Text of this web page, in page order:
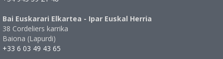
Bai Euskarari Elkartea - Ipar Euskal Herria
38 Cordeliers karrika
Baiona (Lapurdi)
+33 6 03 49 43 65